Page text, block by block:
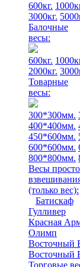
600кг.
3000кг.
Балочные
весы:
600кг.
2000кг.
Товарные
весы:
300*300мм.
400*400мм.
450*600мм.
600*600мм.
800*800мм.
Весы
(только вес):
Батискаф
Гулливер
Красная
Олимп
Восточный
Восточный
Торговые